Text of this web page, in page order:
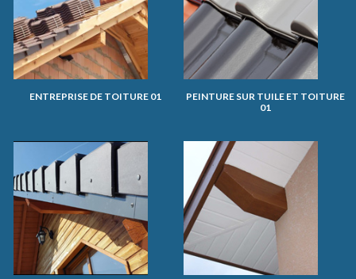
ENTREPRISE DE TOITURE 01
PEINTURE SUR TUILE ET TOITURE
01